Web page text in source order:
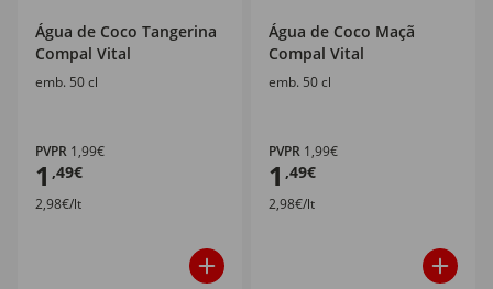
Água de Coco Tangerina
Compal Vital
emb. 50 cl
PVPR 1,99€
1 ,49€
2,98€/lt
Água de Coco Maçã
Compal Vital
emb. 50 cl
PVPR 1,99€
1 ,49€
2,98€/lt